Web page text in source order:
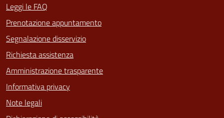
Leggi le FAQ
Prenotazione appuntamento
Segnalazione disservizio
Richiesta assistenza
Amministrazione trasparente
Informativa privacy
Note legali